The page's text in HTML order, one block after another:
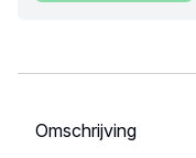
Selecteer een tabblad